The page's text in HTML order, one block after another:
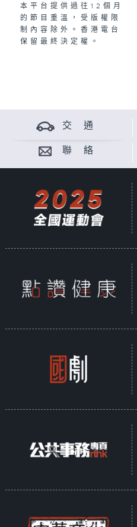
本平台提供過往12個月
的節目重溫，受版權限
制內容除外。香港電台
保留最終決定權。
交 通
聯 絡